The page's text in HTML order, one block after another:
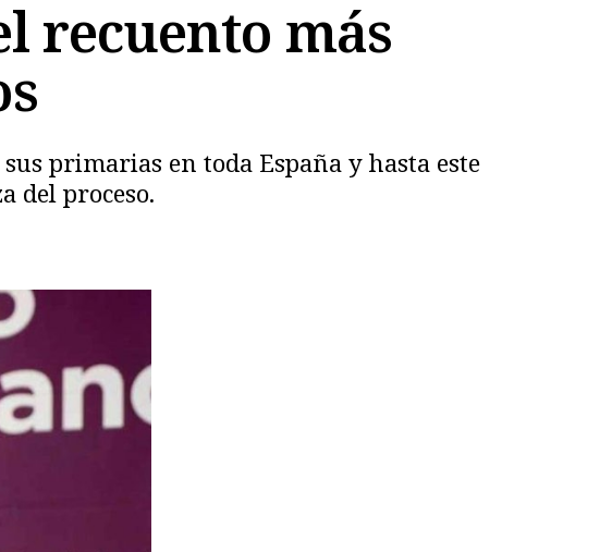
recuento más
primarias en toda España y hasta este
del proceso.